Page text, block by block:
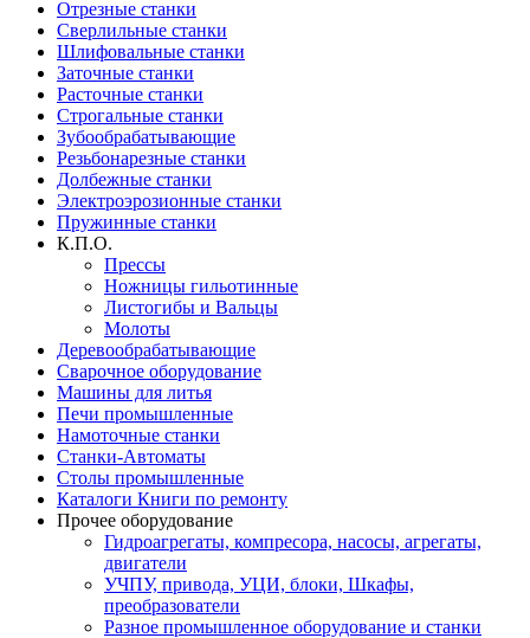
Отрезные станки
Сверлильные станки
Шлифовальные станки
Заточные станки
Расточные станки
Строгальные станки
Зубообрабатывающие
Резьбонарезные станки
Долбежные станки
Электроэрозионные станки
Пружинные станки
К.П.О.
Прессы
Ножницы гильотинные
Листогибы и Вальцы
Молоты
Деревообрабатывающие
Сварочное оборудование
Машины для литья
Печи промышленные
Намоточные станки
Станки-Автоматы
Столы промышленные
Каталоги Книги по ремонту
Прочее оборудование
Гидроагрегаты, компресора, насосы, агрегаты,
двигатели
УЧПУ, привода, УЦИ, блоки, Шкафы,
преобразователи
Разное промышленное оборудование и станки